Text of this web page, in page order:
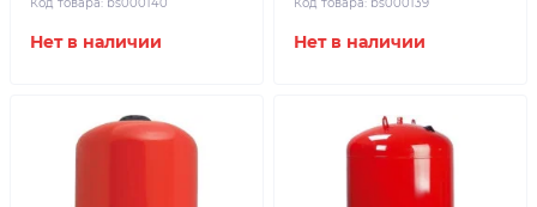
Нет в наличии Нет в наличии